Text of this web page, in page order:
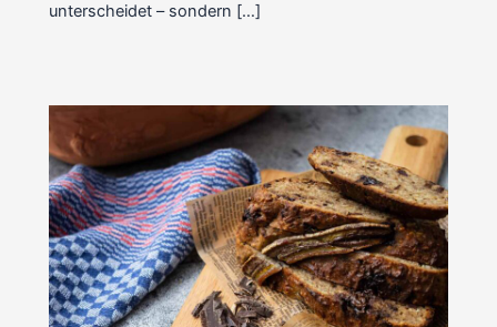
unterscheidet – sondern […]